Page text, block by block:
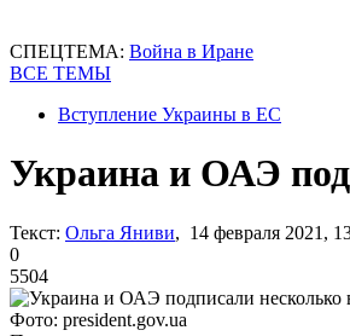
СПЕЦТЕМА: Война в Иране
ВСЕ ТЕМЫ
Вступление Украины в ЕС
Украина и ОАЭ
Текст: Ольга Яниви, 14 февраля 2021,
0
5504
Фото: president.gov.ua